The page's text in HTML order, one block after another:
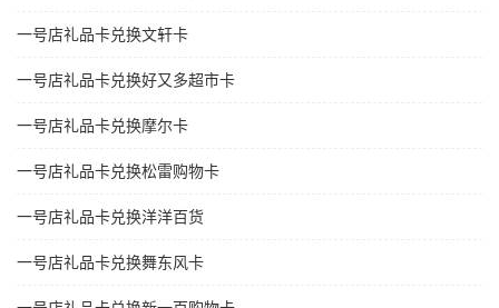
一号店礼品卡兑换文轩卡
一号店礼品卡兑换好又多超市卡
一号店礼品卡兑换摩尔卡
一号店礼品卡兑换松雷购物卡
一号店礼品卡兑换洋洋百货
一号店礼品卡兑换舞东风卡